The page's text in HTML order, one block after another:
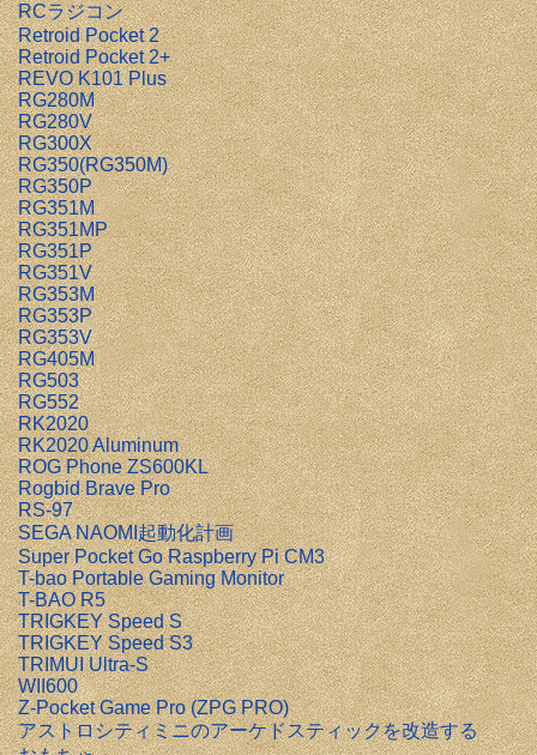
RCラジコン
Retroid Pocket 2
Retroid Pocket 2+
REVO K101 Plus
RG280M
RG280V
RG300X
RG350(RG350M)
RG350P
RG351M
RG351MP
RG351P
RG351V
RG353M
RG353P
RG353V
RG405M
RG503
RG552
RK2020
RK2020 Aluminum
ROG Phone ZS600KL
Rogbid Brave Pro
RS-97
SEGA NAOMI起動化計画
Super Pocket Go Raspberry Pi CM3
T-bao Portable Gaming Monitor
T-BAO R5
TRIGKEY Speed S
TRIGKEY Speed S3
TRIMUI Ultra-S
WII600
Z-Pocket Game Pro (ZPG PRO)
アストロシティミニのアーケドスティックを改造する